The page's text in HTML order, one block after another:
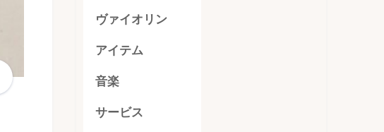
ヴァイオリン
アイテム
音楽
サービス